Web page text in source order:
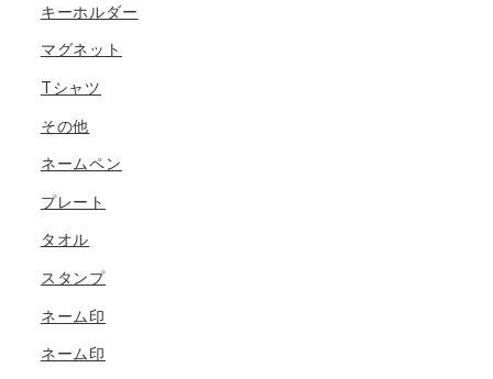
キーホルダー
マグネット
Tシャツ
その他
ネームペン
プレート
タオル
スタンプ
ネーム印
ネーム印